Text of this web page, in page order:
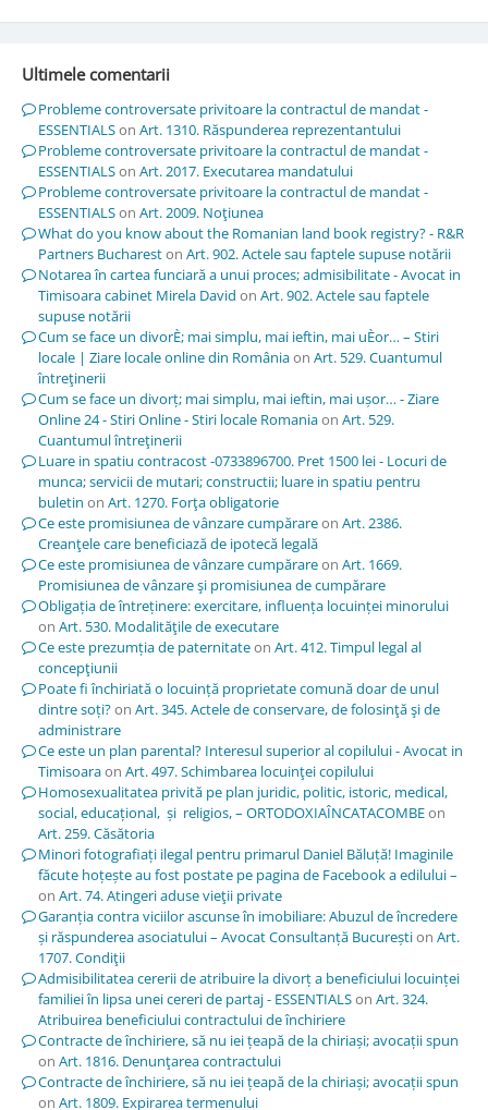
Ultimele comentarii
Probleme controversate privitoare la contractul de mandat -
ESSENTIALSon Art. 1310. Răspunderea reprezentantului
Probleme controversate privitoare la contractul de mandat -
ESSENTIALSon Art. 2017. Executarea mandatului
Probleme controversate privitoare la contractul de mandat -
ESSENTIALSon Art. 2009. Noţiunea
What do you know about the Romanian land book registry? - R&R
Partners Buchareston Art. 902. Actele sau faptele supuse notării
Notarea în cartea funciară a unui proces; admisibilitate - Avocat in
Timisoara cabinet Mirela David on Art. 902. Actele sau faptele
supuse notării
Cum se face un divorÈ; mai simplu, mai ieftin, mai uÈor… – Stiri
locale | Ziare locale online din Româniaon Art. 529. Cuantumul
întreţinerii
Cum se face un divorț; mai simplu, mai ieftin, mai ușor… - Ziare
Online 24 - Stiri Online - Stiri locale Romaniaon Art. 529.
Cuantumul întreţinerii
Luare in spatiu contracost -0733896700. Pret 1500 lei - Locuri de
munca; servicii de mutari; constructii; luare in spatiu pentru
buletin on Art. 1270. Forţa obligatorie
Ce este promisiunea de vânzare cumpărareon Art. 2386.
Creanţele care beneficiază de ipotecă legală
Ce este promisiunea de vânzare cumpărareon Art. 1669.
Promisiunea de vânzare şi promisiunea de cumpărare
Obligația de întreținere: exercitare, influența locuinței minorului
on Art. 530. Modalităţile de executare
Ce este prezumția de paternitateon Art. 412. Timpul legal al
concepţiunii
Poate fi închiriată o locuință proprietate comună doar de unul
dintre soți?on Art. 345. Actele de conservare, de folosinţă şi de
administrare
Ce este un plan parental? Interesul superior al copilului - Avocat in
Timisoaraon Art. 497. Schimbarea locuinţei copilului
Homosexualitatea privită pe plan juridic, politic, istoric, medical,
social, educațional, și religios, – ORTODOXIAÎNCATACOMBEon
Art. 259. Căsătoria
Minori fotografiați ilegal pentru primarul Daniel Băluță! Imaginile
făcute hoțește au fost postate pe pagina de Facebook a edilului –
on Art. 74. Atingeri aduse vieţii private
Garanția contra viciilor ascunse în imobiliare: Abuzul de încredere
și răspunderea asociatului – Avocat Consultanță Bucureștion Art.
1707. Condiţii
Admisibilitatea cererii de atribuire la divorț a beneficiului locuinței
familiei în lipsa unei cereri de partaj - ESSENTIALSon Art. 324.
Atribuirea beneficiului contractului de închiriere
Contracte de închiriere, să nu iei țeapă de la chiriași; avocații spun
on Art. 1816. Denunţarea contractului
Contracte de închiriere, să nu iei țeapă de la chiriași; avocații spun
on Art. 1809. Expirarea termenului